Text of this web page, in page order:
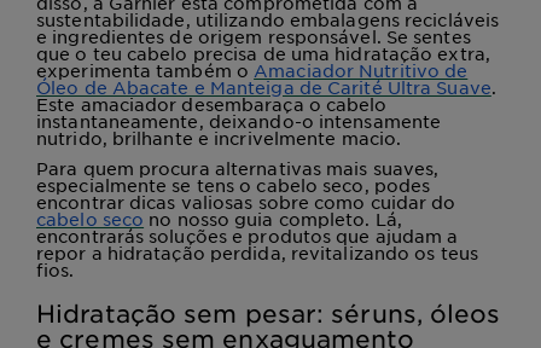
sustentabilidade, utilizando embalagens recicláveis
e ingredientes de origem responsável. Se sentes
que o teu cabelo precisa de uma hidratação extra,
experimenta também o Amaciador Nutritivo de
Óleo de Abacate e Manteiga de Carité Ultra Suave.
Este amaciador desembaraça o cabelo
instantaneamente, deixando-o intensamente
nutrido, brilhante e incrivelmente macio.
Para quem procura alternativas mais suaves,
especialmente se tens o cabelo seco, podes
encontrar dicas valiosas sobre como cuidar do
cabelo seco no nosso guia completo. Lá,
encontrarás soluções e produtos que ajudam a
repor a hidratação perdida, revitalizando os teus
fios.
Hidratação sem pesar: séruns, óleos
e cremes sem enxaguamento